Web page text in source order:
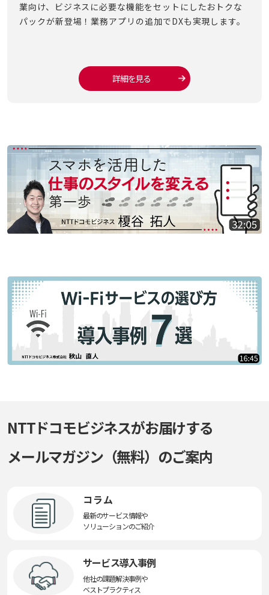
業向け、ビジネスに必要な機能をセットにしたおトクな
パックが新登場！業務アプリの追加でDXも実現します。
詳細を見る
NTTドコモビジネスがお届けする
メールマガジン（無料）のご案内
コラム
最新のサービス情報や
ソリューションのご紹介
サービス導入事例
他社の課題解決事例や
ベストプラクティス